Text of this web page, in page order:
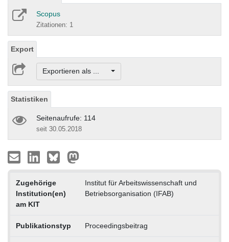
Scopus
Zitationen: 1
Export
Exportieren als ...
Statistiken
Seitenaufrufe: 114
seit 30.05.2018
Zugehörige
Institution(en)
am KIT
Institut für Arbeitswissenschaft und
Betriebsorganisation (IFAB)
Publikationstyp Proceedingsbeitrag